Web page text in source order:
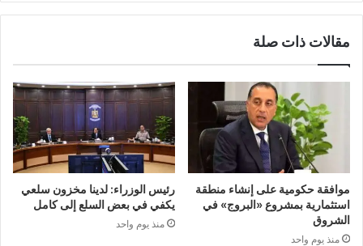
مقالات ذات صلة
موافقة حكومية على إنشاء منطقة
استثمارية بمشروع «البروج» في
الشروق
منذ يوم واحد
رئيس الوزراء: لدينا مخزون سلعي
يكفي في بعض السلع إلى كامل
منذ يوم واحد